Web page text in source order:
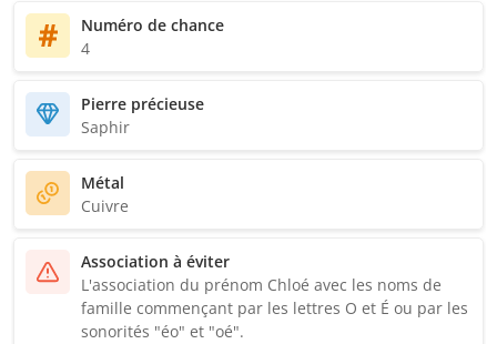
Numéro de chance
4
Pierre précieuse
Saphir
Métal
Cuivre
Association à éviter
L'association du prénom Chloé avec les noms de
famille commençant par les lettres O et É ou par les
sonorités "éo" et "oé".